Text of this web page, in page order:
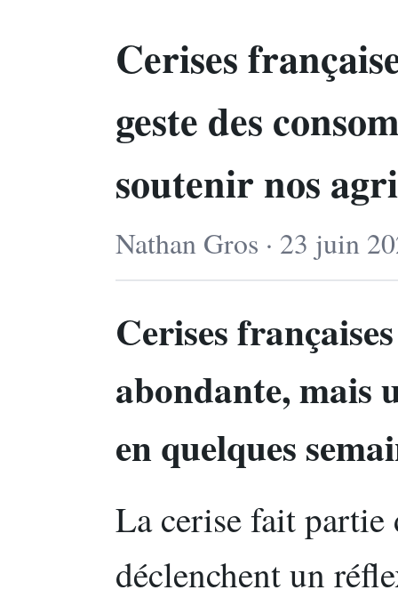
Cerises
geste des
soutenir nos
Nathan Gros · 23 juin
Cerises
abondante, mais
en quelques
La cerise fait
déclenchent un